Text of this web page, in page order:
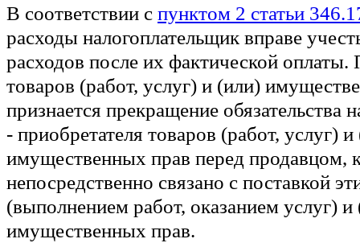
В соответствии с пунктом 2 статьи
расходы налогоплательщик вправе
расходов после их фактической
товаров (работ, услуг) и (или)
признается прекращение обязательства
- приобретателя товаров (работ, услуг)
имущественных прав перед продавцом,
непосредственно связано с поставкой
(выполнением работ, оказанием услуг) и
имущественных прав.